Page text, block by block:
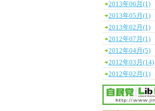
2013年06月(1)
2013年05月(1)
2013年02月(1)
2012年07月(1)
2012年04月(5)
2012年03月(14)
2012年02月(1)